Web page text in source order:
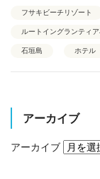
フサキビーチリゾート
ルートイングランティ
石垣島 ホテル
アーカイブ
アーカイブ